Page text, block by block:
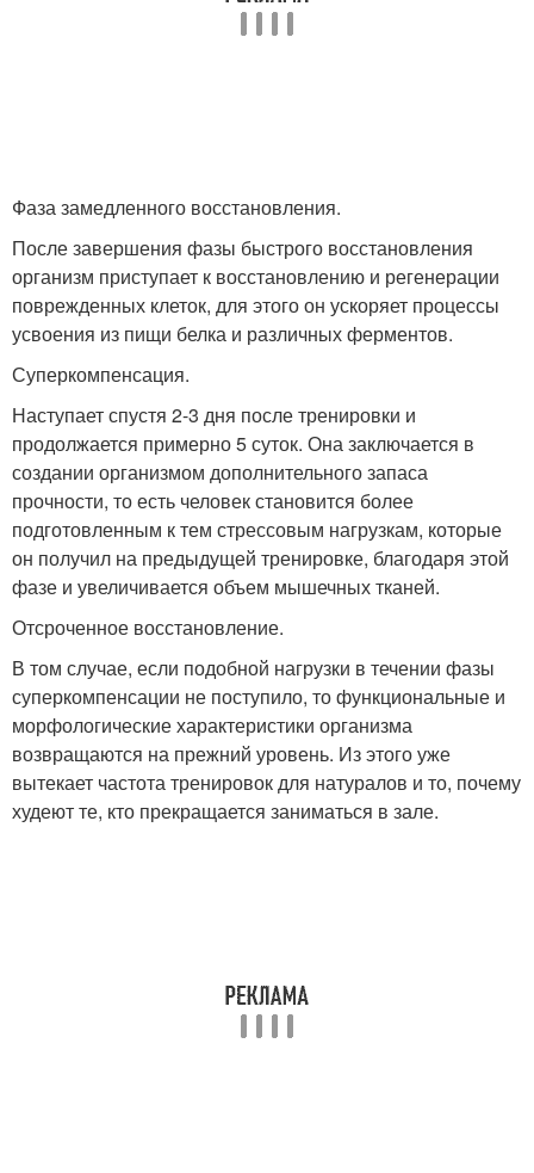
Фаза замедленного восстановления.
После завершения фазы быстрого восстановления
организм приступает к восстановлению и регенерации
поврежденных клеток, для этого он ускоряет процессы
усвоения из пищи белка и различных ферментов.
Суперкомпенсация.
Наступает спустя 2-3 дня после тренировки и
продолжается примерно 5 суток. Она заключается в
создании организмом дополнительного запаса
прочности, то есть человек становится более
подготовленным к тем стрессовым нагрузкам, которые
он получил на предыдущей тренировке, благодаря этой
фазе и увеличивается объем мышечных тканей.
Отсроченное восстановление.
В том случае, если подобной нагрузки в течении фазы
суперкомпенсации не поступило, то функциональные и
морфологические характеристики организма
возвращаются на прежний уровень. Из этого уже
вытекает частота тренировок для натуралов и то, почему
худеют те, кто прекращается заниматься в зале.